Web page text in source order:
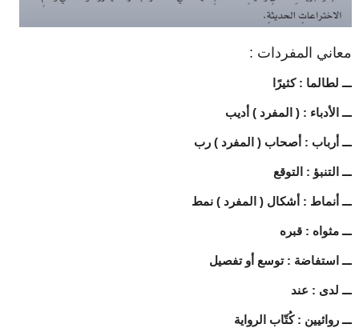
معاني المفردات :
ـــ لطالما : كثيرًا
ـــ الأدباء : ( المفرد ) أديب
ـــ أرباب : أصحاب ( المفرد ) رب
ـــ التنبؤ : التوقع
ـــ أنماط : أشكال ( المفرد ) نمط
ـــ مثواه : قبره
ـــ استفاضة : توسع أو تفصيل
ـــ لدى : عند
ـــ روائيين : كُتّاب الرواية